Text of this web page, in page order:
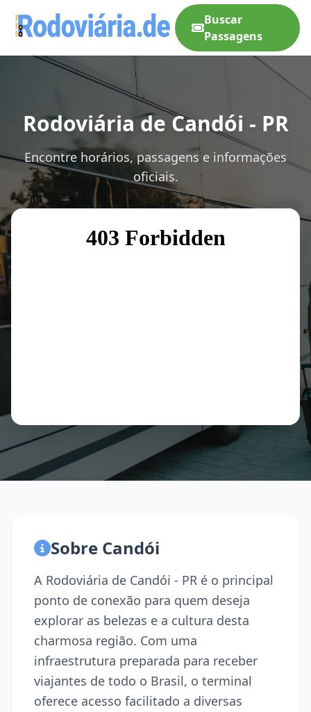
Buscar
Passagens
Rodoviária de Candói - PR
Encontre horários, passagens e informações
oficiais.
Sobre Candói
A Rodoviária de Candói - PR é o principal
ponto de conexão para quem deseja
explorar as belezas e a cultura desta
charmosa região. Com uma
infraestrutura preparada para receber
viajantes de todo o Brasil, o terminal
oferece acesso facilitado a diversas